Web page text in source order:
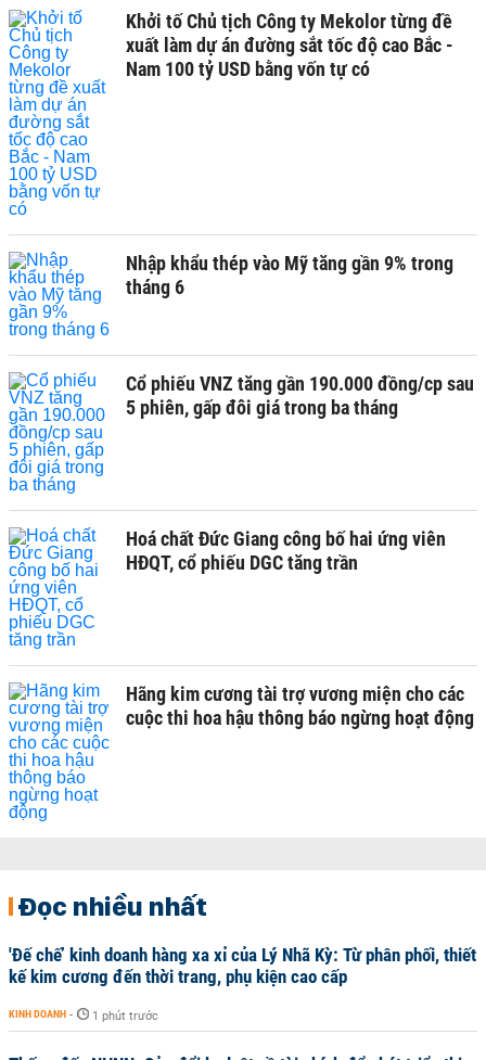
Khởi tố Chủ tịch Công ty Mekolor từng đề
xuất làm dự án đường sắt tốc độ cao Bắc -
Nam 100 tỷ USD bằng vốn tự có
Nhập khẩu thép vào Mỹ tăng gần 9% trong
tháng 6
Cổ phiếu VNZ tăng gần 190.000 đồng/cp sau
5 phiên, gấp đôi giá trong ba tháng
Hoá chất Đức Giang công bố hai ứng viên
HĐQT, cổ phiếu DGC tăng trần
Hãng kim cương tài trợ vương miện cho các
cuộc thi hoa hậu thông báo ngừng hoạt động
Đọc nhiều nhất
'Đế chế’ kinh doanh hàng xa xỉ của Lý Nhã Kỳ: Từ phân phối, thiết
kế kim cương đến thời trang, phụ kiện cao cấp
KINH DOANH - 1 phút trước